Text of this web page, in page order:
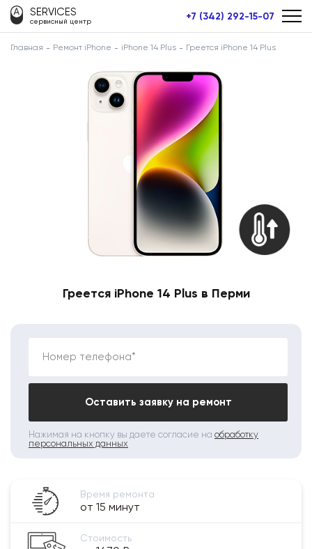
SERVICES
сервисный центр +7 (342) 292-15-07
Главная Ремонт iPhone iPhone 14 Plus Греется iPhone 14 Plus
Греется iPhone 14 Plus в Перми
Номер телефона*
Оставить заявку на ремонт
Нажимая на кнопку вы даете согласие на обработку
персональных данных
Время ремонта
от 15 минут
Стоимость